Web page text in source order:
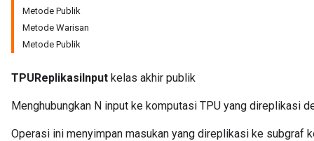
Metode Publik
Metode Warisan
Metode Publik
TPUReplikasiInput kelas akhir publik
Menghubungkan N input ke komputasi TPU yang direplikasi
Operasi ini menyimpan masukan yang direplikasi ke subgraf